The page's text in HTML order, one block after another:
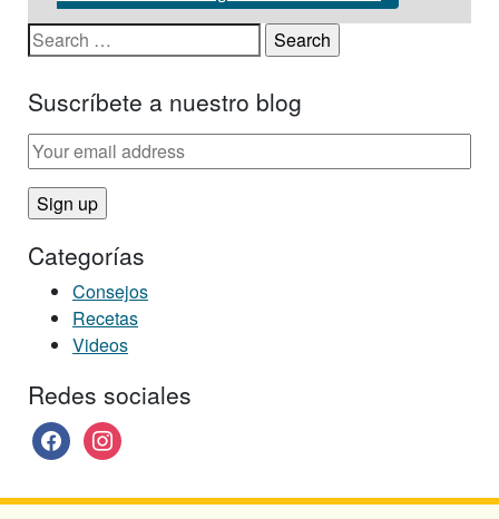
Search for:
Suscríbete a nuestro blog
Categorías
Consejos
Recetas
Videos
Redes sociales
facebookinstagram